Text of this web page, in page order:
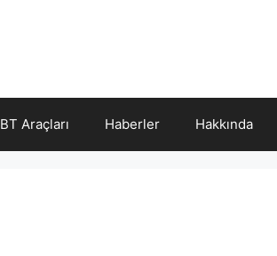
BT Araçları Haberler Hakkında